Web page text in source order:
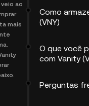
ao
mais
Como
(VNY)
O que você
com Vanity
Perguntas